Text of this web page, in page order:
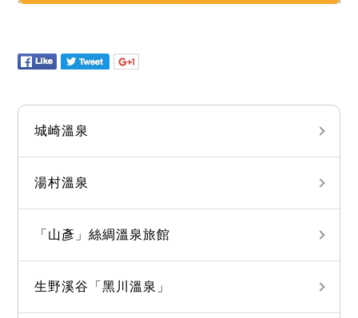
城崎溫泉
湯村溫泉
「山彥」絲綢溫泉旅館
生野溪谷「黑川溫泉」